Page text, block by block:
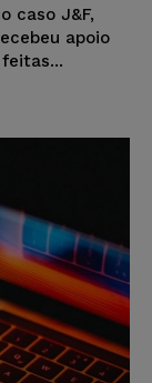
caso J&F,
apoio